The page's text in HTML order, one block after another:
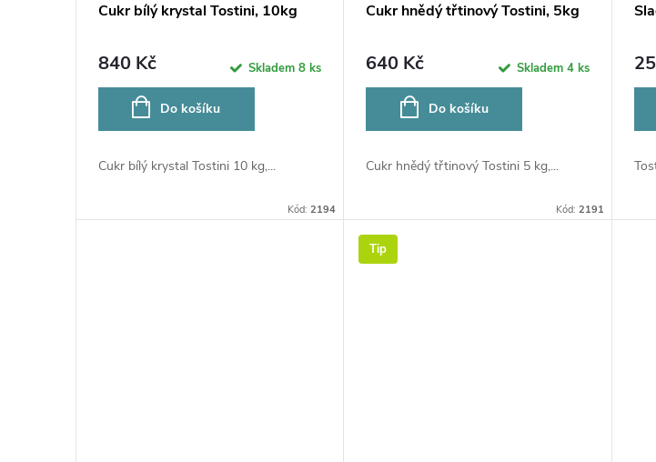
t
k
Cukr bílý krystal Tostini, 10kg
840 Kč Skladem8 ks
Do košíku
Cukr bílý krystal Tostini 10 kg,...
Kód:2194
Cukr hnědý třtinový Tostini, 5kg
640 Kč Skladem 4 ks
Do košíku
Cukr hnědý třtinový Tostini 5 kg,...
Kód: 2191
Tip